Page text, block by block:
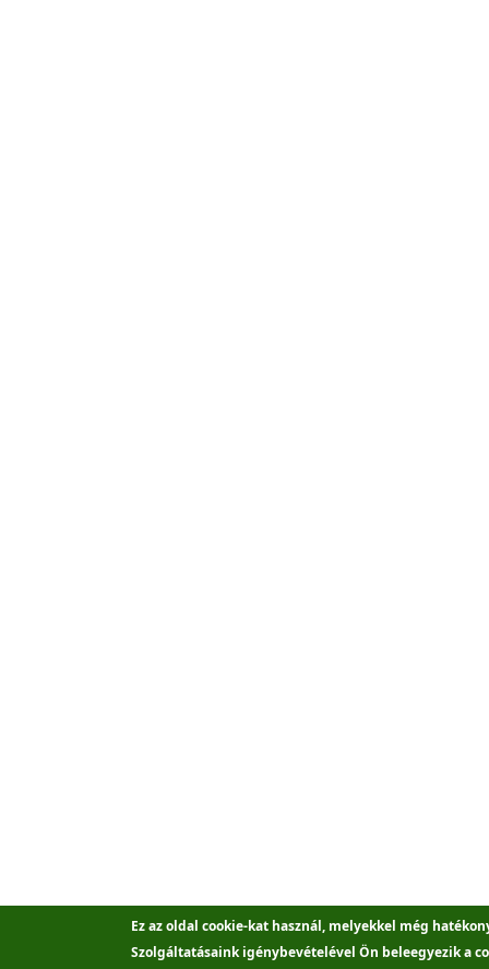
Ez az oldal cookie-kat használ, melyekkel még
Szolgáltatásaink igénybevételével Ön beleegyezik a